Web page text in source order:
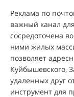
Реклама по
важный канал
сосредоточена
ними жилых
позволяет
Куйбышевского,
удаленных друг
инструмент для